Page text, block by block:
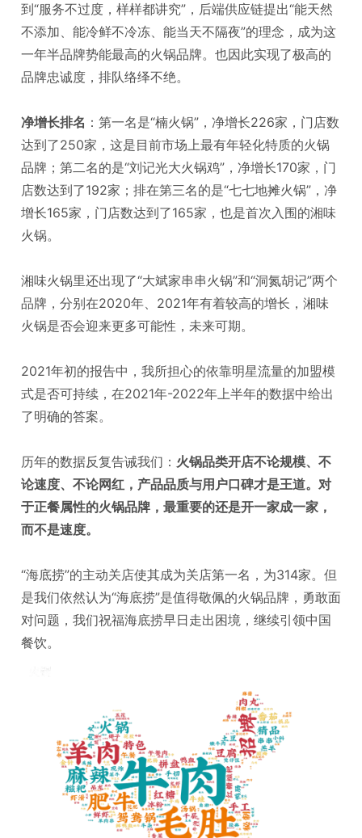
到“服务不过度，样样都讲究”，后端供应链提出“能天然
不添加、能冷鲜不冷冻、能当天不隔夜”的理念，成为这
一年半品牌势能最高的火锅品牌。也因此实现了极高的
品牌忠诚度，排队络绎不绝。
净增长排名 ：第一名是“楠火锅”，净增长226家，门店数
达到了250家，这是目前市场上最有年轻化特质的火锅
品牌；第二名的是“刘记光大火锅鸡”，净增长170家，门
店数达到了192家；排在第三名的是“七七地摊火锅”，净
增长165家，门店数达到了165家，也是首次入围的湘味
火锅。
湘味火锅里还出现了“大斌家串串火锅”和“洞氮胡记”两个
品牌，分别在2020年、2021年有着较高的增长，湘味
火锅是否会迎来更多可能性，未来可期。
2021年初的报告中，我所担心的依靠明星流量的加盟模
式是否可持续，在2021年-2022年上半年的数据中给出
了明确的答案。
历年的数据反复告诫我们： 火锅品类开店不论规模、不
论速度、不论网红，产品品质与用户口碑才是王道。对
于正餐属性的火锅品牌，最重要的还是开一家成一家，
而不是速度。
“海底捞”的主动关店使其成为关店第一名，为314家。但
是我们依然认为“海底捞”是值得敬佩的火锅品牌，勇敢面
对问题，我们祝福海底捞早日走出困境，继续引领中国
餐饮。